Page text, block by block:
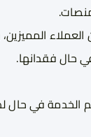
حال فقدانها.
الخدمة في